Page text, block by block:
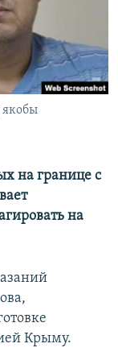
на границе с
на
Крыму.